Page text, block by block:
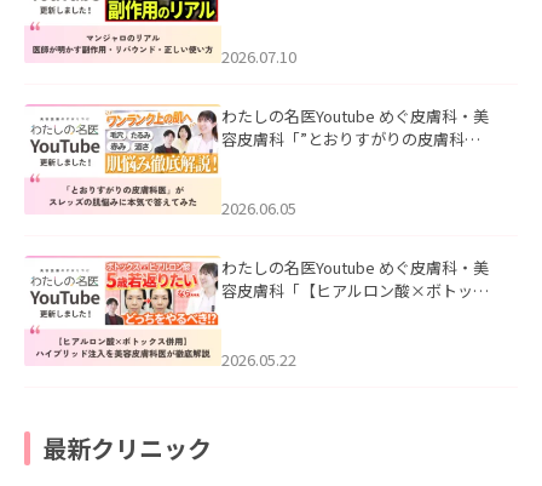
た。
2026.07.10
わたしの名医Youtube めぐ皮膚科・美
容皮膚科「”とおりすがりの皮膚科
2026.06.05
わたしの名医Youtube めぐ皮膚科・美
容皮膚科「【ヒアルロン酸×ボトック
た。
2026.05.22
最新クリニック